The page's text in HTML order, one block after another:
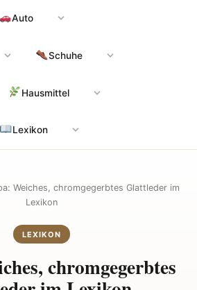
Auto
Schuhe
Hausmittel
Lexikon
Weiches, chromgegerbtes Glattleder im
Lexikon
LEXIKON
chromgegerbtes